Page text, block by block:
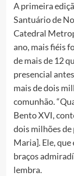
A primeira
Santuário de
Catedral
ano, mais fiéis
de mais de 12
presencial
mais de dois
comunhão.
Bento XVI,
dois milhões de
Maria]. Ele,
braços
lembra.